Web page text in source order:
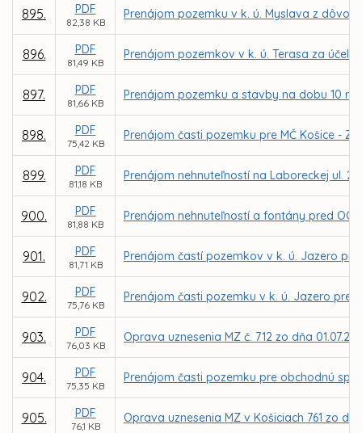
895. PDF
82,38 KB
Prenájom pozemku v k. ú. Myslava z
896. PDF
81,49 KB
Prenájom pozemkov v k. ú. Terasa za
897. PDF
81,66 KB
Prenájom pozemku a stavby na dobu 10
898. PDF
75,42 KB
Prenájom časti pozemku pre MČ Košice -
899. PDF
81,18 KB
Prenájom nehnuteľností na Laboreckej ul. 2
900. PDF
81,88 KB
Prenájom nehnuteľností a fontány pred OC
901. PDF
81,71 KB
Prenájom častí pozemkov v k. ú. Jazero
902. PDF
75,76 KB
Prenájom časti pozemku v k. ú. Jazero pre
903. PDF
76,03 KB
Oprava uznesenia MZ č. 712 zo dňa
904. PDF
75,35 KB
Prenájom časti pozemku pre obchodnú
905. PDF
76,1 KB
Oprava uznesenia MZ v Košiciach 761 zo